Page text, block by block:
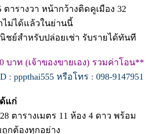
ารางวา หน้ากว้างติดคูเมือง 32
ไม่ได้แล้วในย่านนี้
ชย์สำหรับปล่อยเช่า รับรายได้ทันที
บาท (เจ้าของขายเอง) รวมค่าโอน**
pppthai555 หรือโทร : 098-9147951
แก่
ตารางเมตร 11 ห้อง 4 ดาว พร้อม
กต้องทุกอย่าง